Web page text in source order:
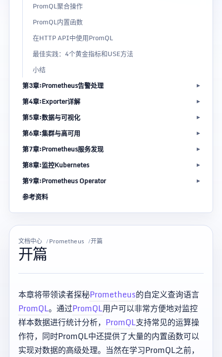
PromQL聚合操作
PromQL内置函数
在HTTP API中使用PromQL
最佳实践：4个黄金指标和USE方法
小结
第3章:Prometheus告警处理
第4章:Exporter详解
第5章:数据与可视化
第6章:集群与高可用
第7章:Prometheus服务发现
第8章:监控Kubernetes
第9章:Prometheus Operator
参考资料
文档中心 Prometheus 开篇
开篇
本章将带领读者探秘Prometheus的自定义查询语言
PromQL。通过PromQL用户可以非常方便地对监控
样本数据进行统计分析， PromQL支持常见的运算操
作符，同时PromQL中还提供了大量的内置函数可以
实现对数据的高级处理。当然在学习PromQL之前，